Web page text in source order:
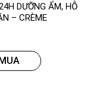
DƯỠNG ẨM, HỖ
– CRÈME